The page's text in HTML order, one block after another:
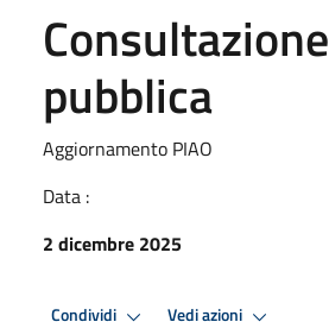
Consultazione
pubblica
Aggiornamento PIAO
Data :
2 dicembre 2025
Condividi Vedi azioni